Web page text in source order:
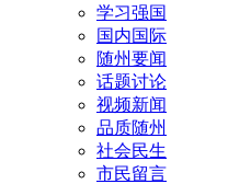
学习强国
国内国际
随州要闻
话题讨论
视频新闻
品质随州
社会民生
市民留言